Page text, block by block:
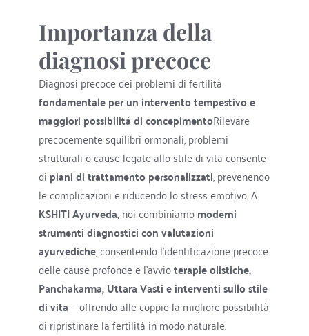
Importanza della
diagnosi precoce
fondamentale per un intervento tempestivo e
maggiori possibilità di concepimentoRilevare
precocemente squilibri ormonali, problemi
strutturali o cause legate allo stile di vita consente
di piani di trattamento personalizzati, prevenendo
le complicazioni e riducendo lo stress emotivo. A
KSHITI Ayurveda, noi combiniamo moderni
strumenti diagnostici con valutazioni
ayurvediche, consentendo l'identificazione precoce
delle cause profonde e l'avvio terapie olistiche,
Panchakarma, Uttara Vasti e interventi sullo stile
di vita — offrendo alle coppie la migliore possibilità
di ripristinare la fertilità in modo naturale.